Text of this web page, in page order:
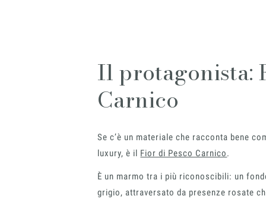
Chi siamo
Il protagonista:
Carnico
Se c’è un materiale che racconta bene
luxury, è il Fior di Pesco Carnico.
È un marmo tra i più riconoscibili: un
grigio, attraversato da presenze rosate